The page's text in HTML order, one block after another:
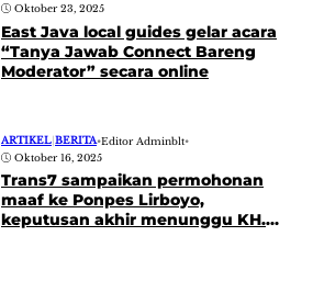
Oktober 23, 2025
East Java local guides gelar acara
“Tanya Jawab Connect Bareng
Moderator” secara online
ARTIKEL|BERITA•Editor Adminblt•
Oktober 16, 2025
Trans7 sampaikan permohonan
maaf ke Ponpes Lirboyo,
keputusan akhir menunggu KH.